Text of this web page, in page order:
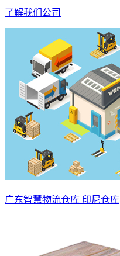
了解我们公司
广东智慧物流仓库 印尼仓库